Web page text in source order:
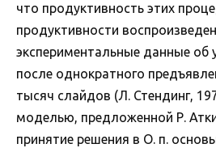
что продуктивность этих
продуктивности
экспериментальные данные об
после однократного
тысяч слайдов (Л. Стендинг,
моделью, предложенной Р.
принятие решения в О. п.